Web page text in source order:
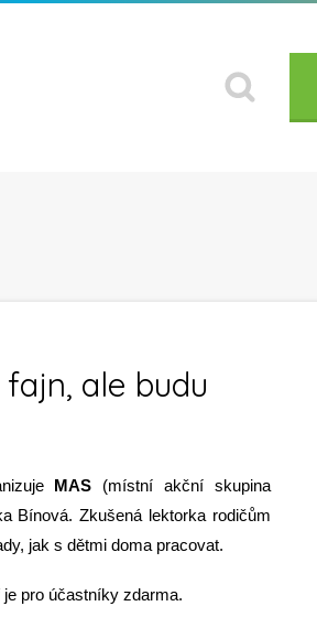
ale budu
MAS (místní akční skupina
Bínová. Zkušená lektorka rodičům
jak s dětmi doma pracovat.
pro účastníky zdarma.